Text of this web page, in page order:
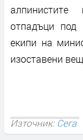
отпадъци под
екипи на
изоставени
Източник:Сега